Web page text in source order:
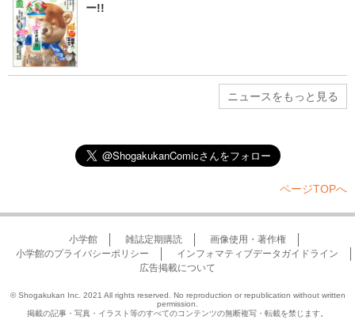
ー!!
ニュースをもっと見る
ページTOPへ
小学館 雑誌定期購読
画像使用・著作権
小学館のプライバシーポリシー
インフォマティブデータガイドライン
広告掲載について
© Shogakukan Inc. 2021 All rights reserved. No reproduction or republication without written
permission.
掲載の記事・写真・イラスト等のすべてのコンテンツの無断複写・転載を禁じます。